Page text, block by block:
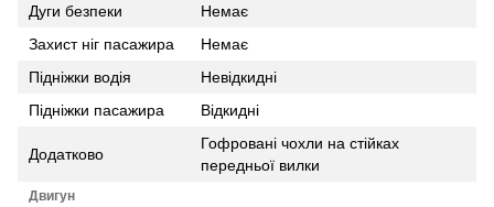
Дуги безпеки
Немає
Захист ніг пасажира
Немає
Підніжки водія
Невідкидні
Підніжки пасажира
Відкидні
Додатково
Гофровані чохли на стійках
передньої вилки
Двигун